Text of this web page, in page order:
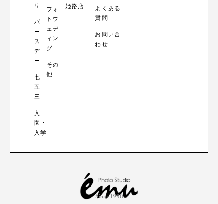
り
バ
ー
ス
デ
ー
七
五
三
入
園・
入学
フォ
トウ
ェデ
ィン
グ
その
他
姫路店
よくある
質問
お問い合
わせ
Since 1998